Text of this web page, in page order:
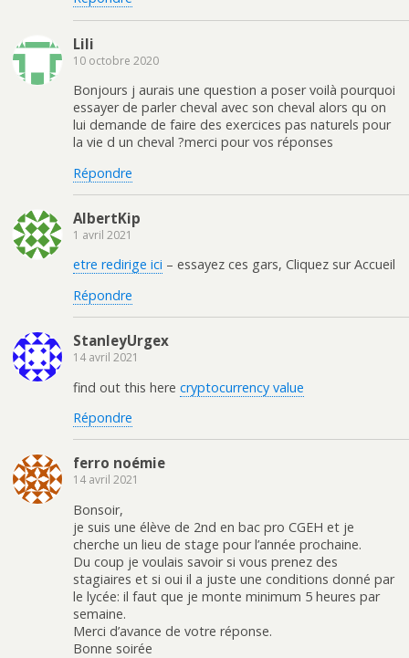
Lili
10 octobre 2020
Bonjours j aurais une question a poser voilà pourquoi
essayer de parler cheval avec son cheval alors qu on
lui demande de faire des exercices pas naturels pour
la vie d un cheval ?merci pour vos réponses
Répondre
AlbertKip
1 avril 2021
etre redirige ici – essayez ces gars, Cliquez sur Accueil
Répondre
StanleyUrgex
14 avril 2021
find out this here cryptocurrency value
Répondre
ferro noémie
14 avril 2021
Bonsoir,
je suis une élève de 2nd en bac pro CGEH et je
cherche un lieu de stage pour l’année prochaine.
Du coup je voulais savoir si vous prenez des
stagiaires et si oui il a juste une conditions donné par
le lycée: il faut que je monte minimum 5 heures par
semaine.
Merci d’avance de votre réponse.
Bonne soirée